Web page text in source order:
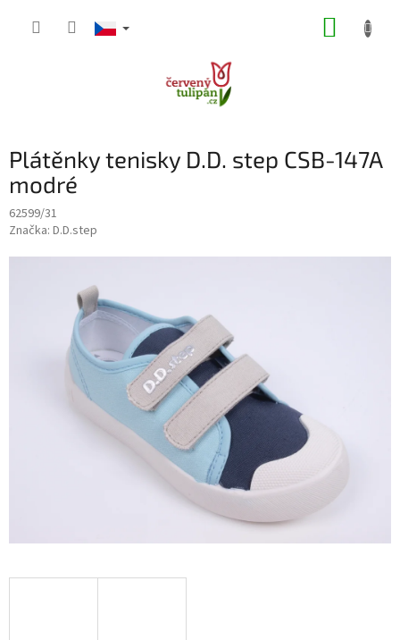
Plátěnky tenisky D.D. step CSB-147A
modré
62599/31
Značka: D.D.step